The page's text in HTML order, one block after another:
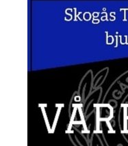
Avgifter